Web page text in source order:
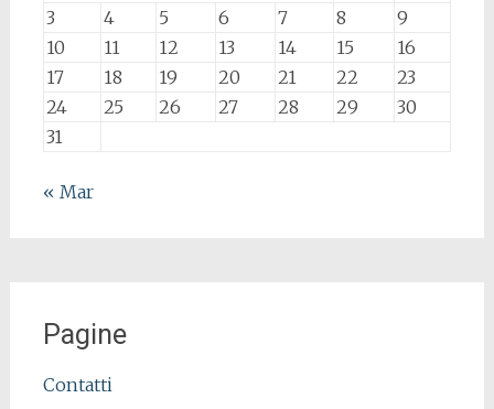
3
4 5 6 7 8
9
10
11 12 13 14 15
16
17
18 19 20 21 22
23
24
25 26 27 28 29
30
31
« Mar
Pagine
Contatti